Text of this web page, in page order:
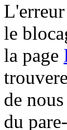
le
la page
de
du